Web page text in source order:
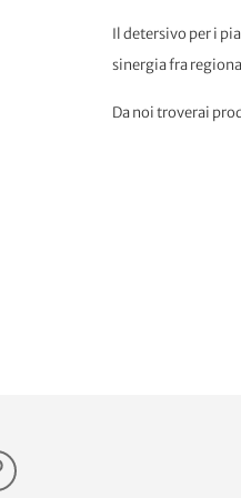
Il detersivo per i
sinergia fra
Da noi troverai